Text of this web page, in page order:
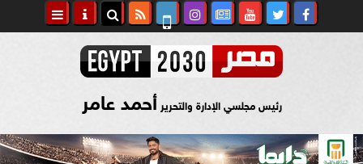
رئيس مجلسي الإدارة والتحرير أحمد عامر